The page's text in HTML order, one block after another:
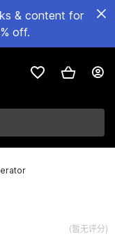
& content for
off.
(暂无评分)